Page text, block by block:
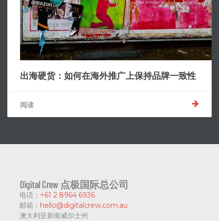
出海硬货：如何在海外推广上保持品牌一致性
阅读
Digital Crew 点极国际总公司
电话： +61 2 8964 6936
邮箱： hello@digitalcrew.com.au
澳大利亚新南威尔士州